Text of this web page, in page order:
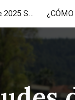
content
USB-ID y Correo Cohorte 2025 SNI y MECE